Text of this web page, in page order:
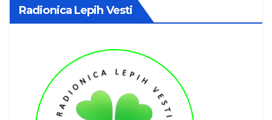
Radionica Lepih Vesti